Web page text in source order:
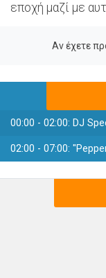
εποχή μαζί με
Αν έχετε
00:00 - 02:00: DJ
02:00 - 07:00: